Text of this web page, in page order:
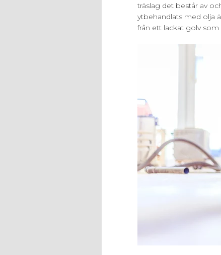
träslag det består av
ytbehandlats med olja
från ett lackat golv